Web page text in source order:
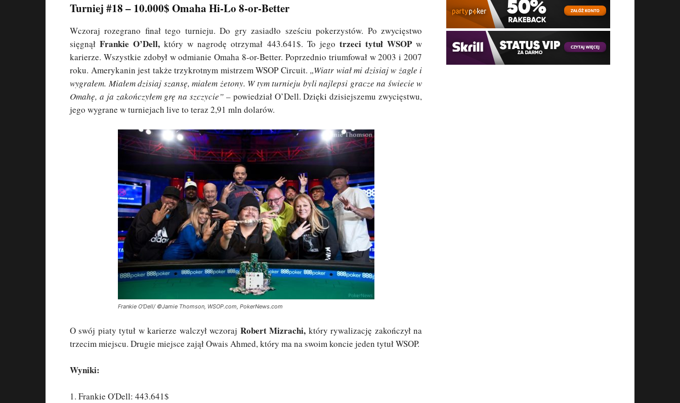
Turniej #18 – 10.000$ Omaha Hi-Lo 8-or-Better
Wczoraj rozegrano finał tego turnieju. Do gry zasiadło sześciu pokerzystów. Po zwycięstwo
sięgnąłFrankie O’Dell, który w nagrodę otrzymał 443.641$. To jego trzeci tytuł WSOPw
karierze. Wszystkie zdobył w odmianie Omaha 8-or-Better. Poprzednio triumfował w 2003 i 2007
roku. Amerykanin jest także trzykrotnym mistrzem WSOP Circuit. „Wiatr wiał mi dzisiaj w żagle i
wygrałem. Miałem dzisiaj szansę, miałem żetony. W tym turnieju byli najlepsi gracze na świecie w
Omahę, a ja zakończyłem grę na szczycie” –powiedział O’Dell. Dzięki dzisiejszemu zwycięstwu,
jego wygrane w turniejach live to teraz 2,91 mln dolarów.
Frankie O'Dell/ ©Jamie Thomson, WSOP.com, PokerNews.com
O swój piaty tytuł w karierze walczył wczoraj Robert Mizrachi, który rywalizację zakończył na
trzecim miejscu. Drugie miejsce zajął Owais Ahmed, który ma na swoim koncie jeden tytuł WSOP.
Wyniki:
1. Frankie O'Dell: 443.641$